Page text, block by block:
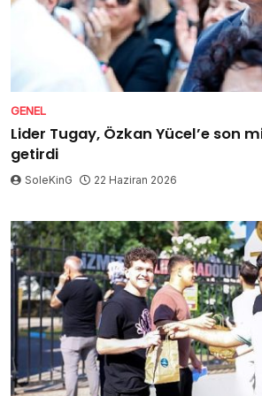
GENEL
Lider Tugay, Özkan Yücel’e son
getirdi
SoleKinG 22 Haziran 2026